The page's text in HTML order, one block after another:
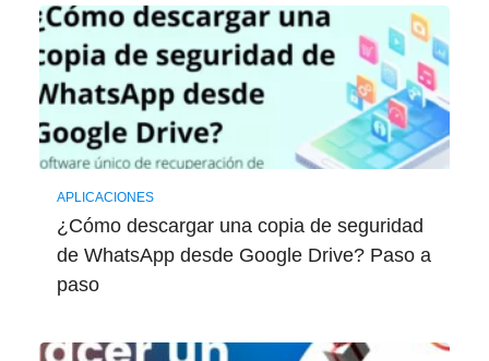
APLICACIONES
¿Cómo descargar una copia de seguridad
de WhatsApp desde Google Drive? Paso a
paso